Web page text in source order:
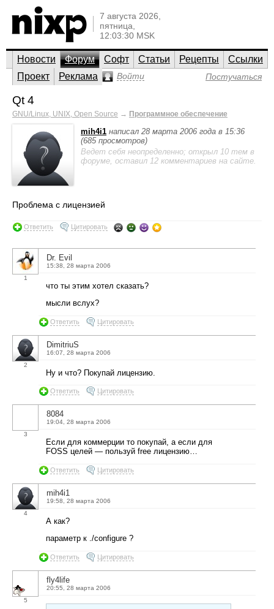
7 августа 2026,
пятница,
12:03:30 MSK
Новости Форум Софт Статьи Рецепты
Ссылки
Проект
Реклама Войти Постучаться
Qt 4
GNU/Linux, UNIX, Open Source → Программное обеспечение
mih4i1 написал 28 марта 2006 года в 15:36
(685 просмотров)
Ведет себя неопределенно; открыл 10 тем в
форуме, оставил 12 комментариев на сайте.
Проблема с лицензией
Ответить Цитировать
1
Dr. Evil
15:38, 28 марта 2006
что ты этим хотел сказать?
мысли вслух?
Ответить Цитировать
2
DimitriuS
16:07, 28 марта 2006
Ну и что? Покупай лицензию.
Ответить Цитировать
3
8084
19:04, 28 марта 2006
Если для коммерции то покупай, а если для
FOSS целей — пользуй free лицензию…
Ответить Цитировать
4
mih4i1
19:58, 28 марта 2006
А как?
параметр к ./configure ?
Ответить Цитировать
5
fly4life
20:55, 28 марта 2006